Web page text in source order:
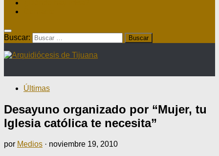
Buscar:
Últimas
Desayuno organizado por “Mujer, tu
Iglesia católica te necesita”
por Medios · noviembre 19, 2010